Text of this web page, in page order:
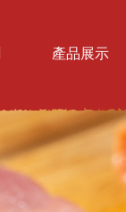
產品展示